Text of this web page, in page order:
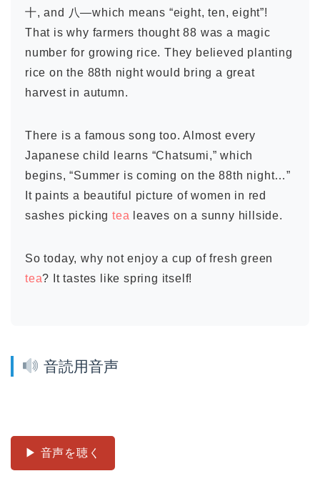
十, and 八—which means “eight, ten, eight”!
That is why farmers thought 88 was a magic
number for growing rice. They believed planting
rice on the 88th night would bring a great
harvest in autumn.
There is a famous song too. Almost every
Japanese child learns “Chatsumi,” which
begins, “Summer is coming on the 88th night…”
It paints a beautiful picture of women in red
sashes pickingtea leaves on a sunny hillside.
So today, why not enjoy a cup of fresh green
tea? It tastes like spring itself!
音読用音声
▶ 音声を聴く